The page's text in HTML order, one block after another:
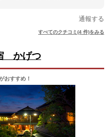
通報する
すべてのクチコミ(4 件)をみる
かげつ
おすすめ！